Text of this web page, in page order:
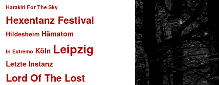
Harakiri For The Sky
Hexentanz Festival
Hildesheim Hämatom
In Extremo Köln Leipzig
Letzte Instanz
Lord Of The Lost